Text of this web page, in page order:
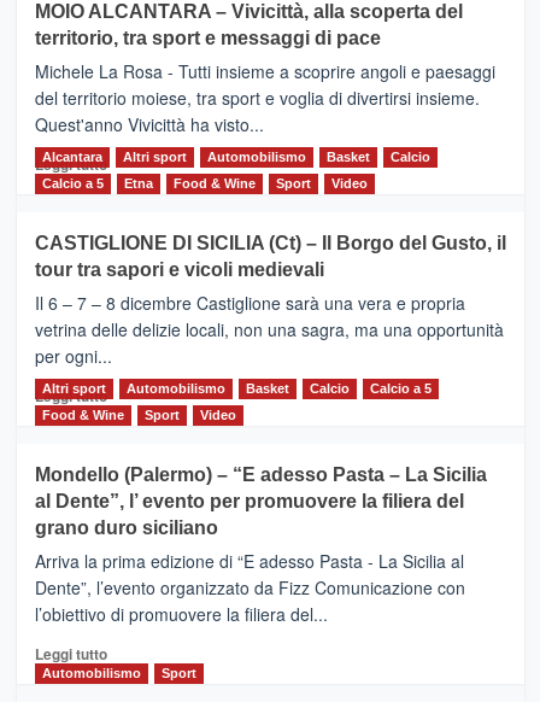
Torna
la
Supermaratona
dell’Etna
MOIO ALCANTARA – Vivicittà, alla scoperta del
territorio, tra sport e messaggi di pace
Michele La Rosa - Tutti insieme a scoprire angoli e paesaggi
del territorio moiese, tra sport e voglia di divertirsi insieme.
Quest'anno Vivicittà ha visto...
Leggi tutto Leggi
MOIO
ALCANTARA
–
Vivicittà,
alla
scoperta
del
territorio,
e
messaggi
di
Alcantara Altri sport Automobilismo Basket
Calcio
Calcio a 5
Etna Food & Wine Sport Video
CASTIGLIONE DI SICILIA (Ct) – Il Borgo del Gusto, il
tour tra sapori e vicoli medievali
Il 6 – 7 – 8 dicembre Castiglione sarà una vera e propria
vetrina delle delizie locali, non una sagra, ma una opportunità
per ogni...
Leggi tuttoLeggi
di
CASTIGLIONE
DI
SICILIA
(Ct)
–
Il
Borgo
Gusto,
il
Altri sport Automobilismo Basket Calcio
Calcio a 5
Food & Wine
Sport Video
Mondello (Palermo) – “E adesso Pasta – La Sicilia
al Dente”, l’ evento per promuovere la filiera del
grano duro siciliano
Arriva la prima edizione di “E adesso Pasta - La Sicilia al
Dente”, l’evento organizzato da Fizz Comunicazione con
l’obiettivo di promuovere la filiera del...
Leggi tuttoLeggi
di
Automobilismo Sport